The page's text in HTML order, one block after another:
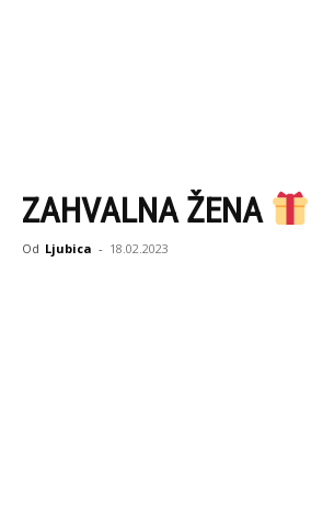
ZAHVALNA ŽENA
Od Ljubica - 18.02.2023